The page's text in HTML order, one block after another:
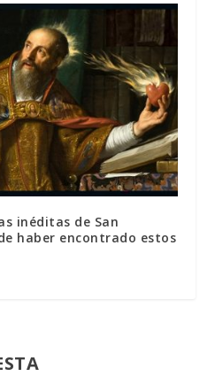
inéditas de San
haber encontrado estos